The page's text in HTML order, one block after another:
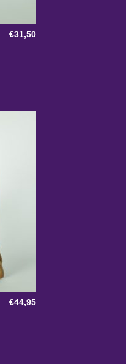
€31,50
€44,95